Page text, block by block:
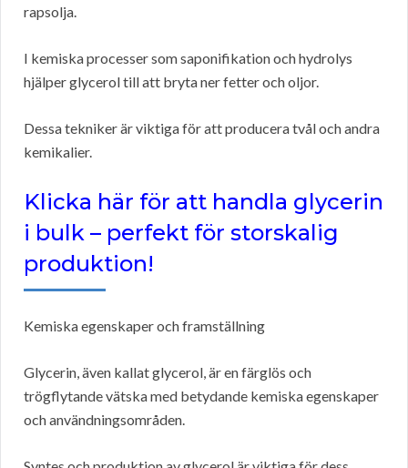
rapsolja.
I kemiska processer som saponifikation och hydrolys
hjälper glycerol till att bryta ner fetter och oljor.
Dessa tekniker är viktiga för att producera tvål och andra
kemikalier.
Klicka här för att handla glycerin
i bulk – perfekt för storskalig
produktion!
Kemiska egenskaper och framställning
Glycerin, även kallat glycerol, är en färglös och
trögflytande vätska med betydande kemiska egenskaper
och användningsområden.